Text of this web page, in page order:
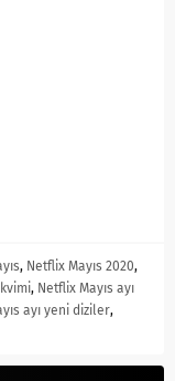
, Netflix Mayıs 2020,
, Netflix Mayıs ayı
ayı yeni diziler,